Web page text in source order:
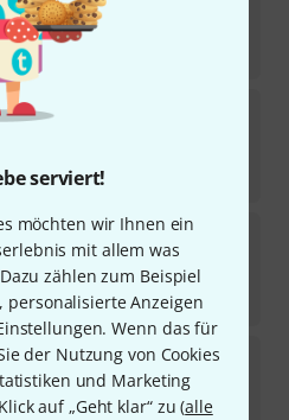
serviert!
möchten wir Ihnen ein
mit allem was
zählen zum Beispiel
personalisierte Anzeigen
Wenn das für
der Nutzung von Cookies
und Marketing
auf „Geht klar“ zu (alle
1
DDJ-REV7
Booz Event Stand
BOOZ